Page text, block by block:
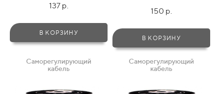
137 р.
В КОРЗИНУ
150 р.
В КОРЗИНУ
Саморегулирующий
кабель
Саморегулирующий
кабель